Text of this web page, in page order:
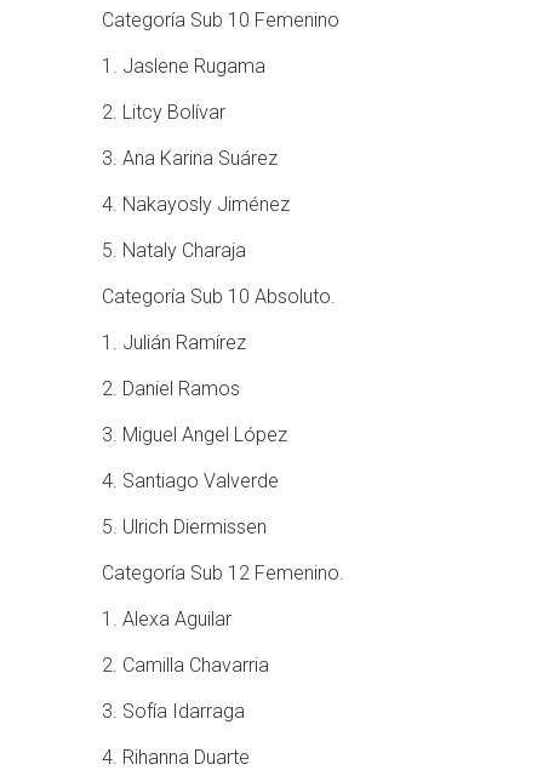
Categoría Sub 10 Femenino
1. Jaslene Rugama
2. Litcy Bolívar
3. Ana Karina Suárez
4. Nakayosly Jiménez
5. Nataly Charaja
Categoría Sub 10 Absoluto.
1. Julián Ramírez
2. Daniel Ramos
3. Miguel Angel López
4. Santiago Valverde
5. Ulrich Diermissen
Categoría Sub 12 Femenino.
1. Alexa Aguilar
2. Camilla Chavarria
3. Sofía Idarraga
4. Rihanna Duarte